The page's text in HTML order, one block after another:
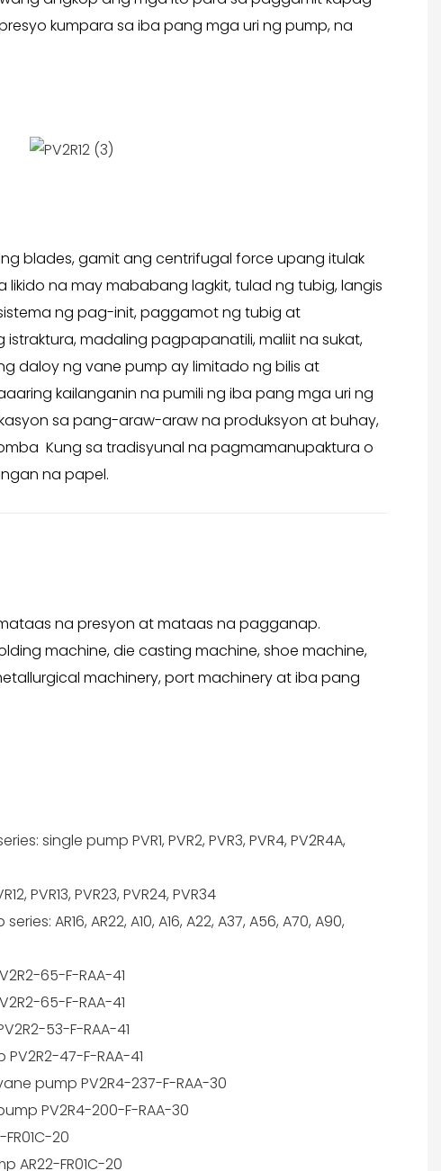
kumpara sa iba pang mga uri ng pump, na
blades, gamit ang centrifugal force upang itulak
na may mababang lagkit, tulad ng tubig, langis
ng pag-init, paggamot ng tubig at
madaling pagpapanatili, maliit na sukat,
daloy ng vane pump ay limitado ng bilis at
kailanganin na pumili ng iba pang mga uri ng
sa pang-araw-araw na produksyon at buhay,
Kung sa tradisyunal na pagmamanupaktura o
na papel.
na presyon at mataas na pagganap.
machine, die casting machine, shoe machine,
machinery, port machinery at iba pang
single pump PVR1, PVR2, PVR3, PVR4, PV2R4A,
PVR13, PVR23, PVR24, PVR34
AR16, AR22, A10, A16, A22, A37, A56, A70, A90,
65-F-RAA-41
65-F-RAA-41
53-F-RAA-41
PV2R2-47-F-RAA-41
pump PV2R4-237-F-RAA-30
PV2R4-200-F-RAA-30
FR01C-20
AR22-FR01C-20